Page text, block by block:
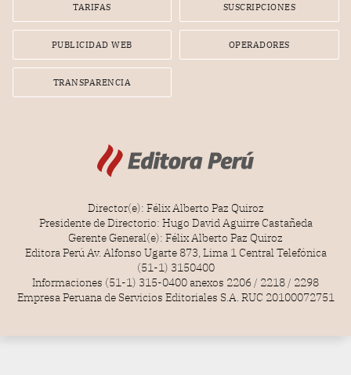
TARIFAS SUSCRIPCIONES
PUBLICIDAD WEB OPERADORES
TRANSPARENCIA
Director(e): Félix Alberto Paz Quiroz
Presidente de Directorio: Hugo David Aguirre Castañeda
Gerente General(e): Félix Alberto Paz Quiroz
Editora Perú Av. Alfonso Ugarte 873, Lima 1 Central Telefónica
(51-1) 3150400
Informaciones (51-1) 315-0400 anexos 2206 / 2218 / 2298
Empresa Peruana de Servicios Editoriales S.A. RUC 20100072751